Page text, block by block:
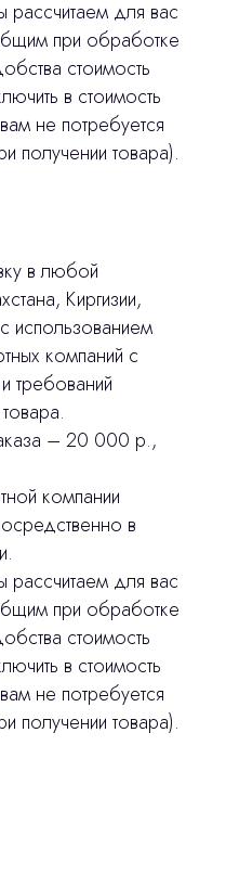
рассчитаем для вас
при обработке
стоимость
в стоимость
не потребуется
получении товара).
в любой
Киргизии,
использованием
компаний с
требований
– 20 000 р.,
компании
в
рассчитаем для вас
при обработке
стоимость
в стоимость
не потребуется
получении товара).